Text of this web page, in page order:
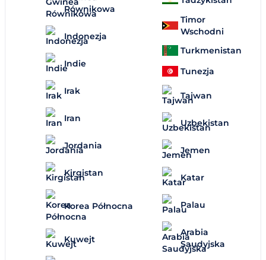
Równikowa
Indonezja
Indie
Irak
Iran
Jordania
Kirgistan
Korea Północna
Kuwejt
Timor
Wschodni
Turkmenistan
Tunezja
Tajwan
Uzbekistan
Jemen
Katar
Palau
Arabia
Saudyjska